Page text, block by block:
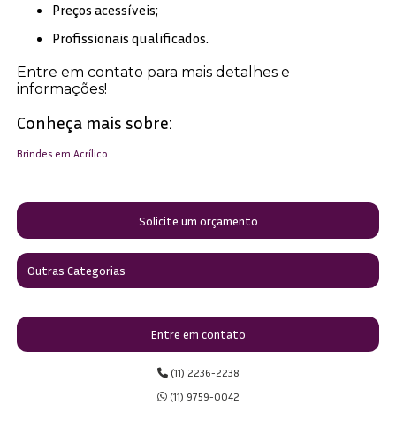
Preços acessíveis;
Profissionais qualificados.
Entre em contato para mais detalhes e
informações!
Conheça mais sobre:
Brindes em Acrílico
Solicite um orçamento
Outras Categorias
Entre em contato
(11) 2236-2238
(11) 9759-0042